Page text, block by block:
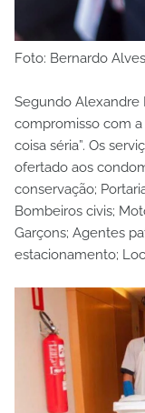
Foto: Bernardo
Segundo Alexandre
compromisso com
coisa séria”. Os
ofertado aos
conservação;
Bombeiros civis;
Garçons; Agentes
estacionamento;